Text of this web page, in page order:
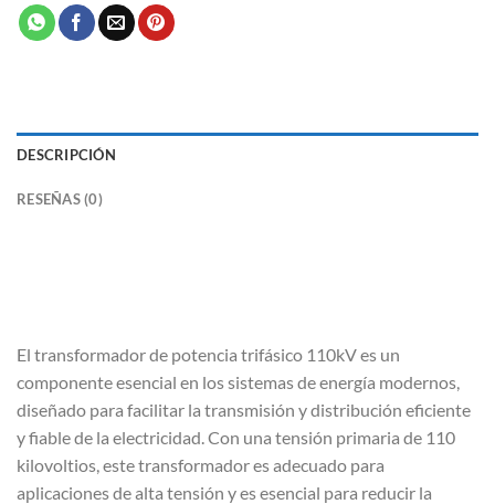
DESCRIPCIÓN
RESEÑAS (0)
El transformador de potencia trifásico 110kV es un
componente esencial en los sistemas de energía modernos,
diseñado para facilitar la transmisión y distribución eficiente
y fiable de la electricidad. Con una tensión primaria de 110
kilovoltios, este transformador es adecuado para
aplicaciones de alta tensión y es esencial para reducir la